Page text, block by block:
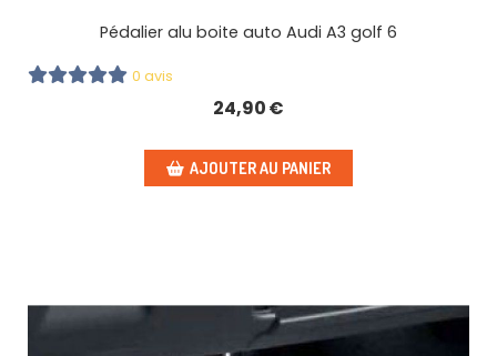
Pédalier alu boite auto Audi A3 golf 6
0 avis
24,90€
AJOUTER AU PANIER